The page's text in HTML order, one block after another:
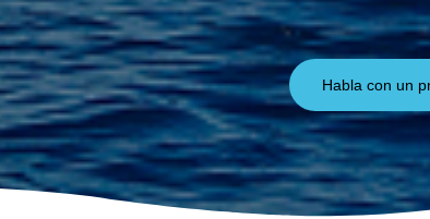
Habla con un